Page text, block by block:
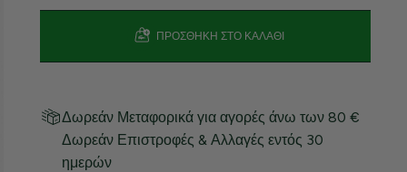
ΠΡΟΣΘΉΚΗ ΣΤΟ ΚΑΛΆΘΙ
Δωρεάν Μεταφορικά για αγορές άνω των 80 €
Δωρεάν Επιστροφές & Αλλαγές εντός 30
ημερών